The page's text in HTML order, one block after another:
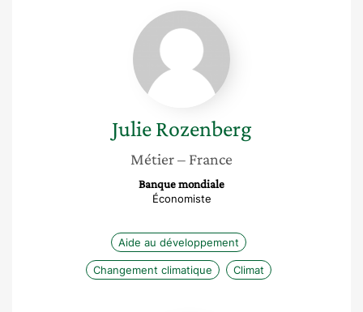
Julie
Rozenberg
Julie Rozenberg
Métier– France
Banque mondiale
Économiste
Aide au développement
Changement climatique Climat